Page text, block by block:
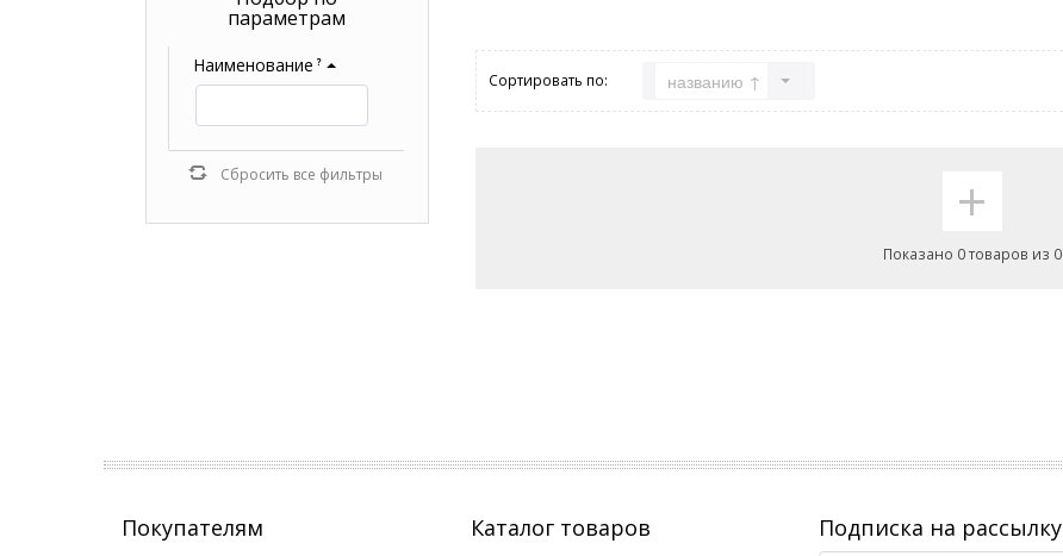
параметрам
Наименование ?
Сбросить все фильтры
Сортировать по: названию ↑
+
Показано 0 товаров из 0
Покупателям Каталог товаров Подписка на рассылку